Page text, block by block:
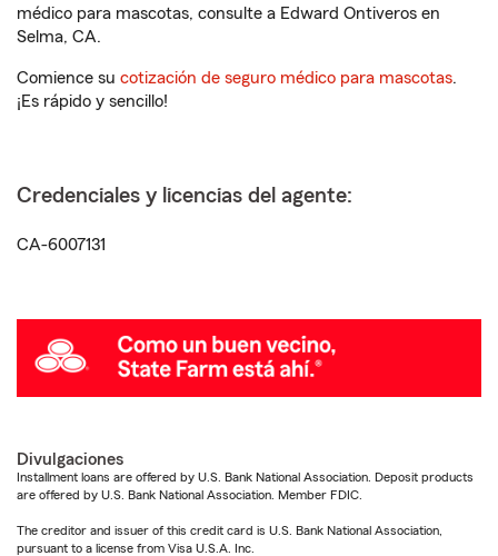
médico para mascotas, consulte a Edward Ontiveros en
Selma, CA.
Comience su cotización de seguro médico para mascotas.
¡Es rápido y sencillo!
Credenciales y licencias del agente:
CA-6007131
Divulgaciones
Installment loans are offered by U.S. Bank National Association. Deposit products
are offered by U.S. Bank National Association. Member FDIC.
The creditor and issuer of this credit card is U.S. Bank National Association,
pursuant to a license from Visa U.S.A. Inc.